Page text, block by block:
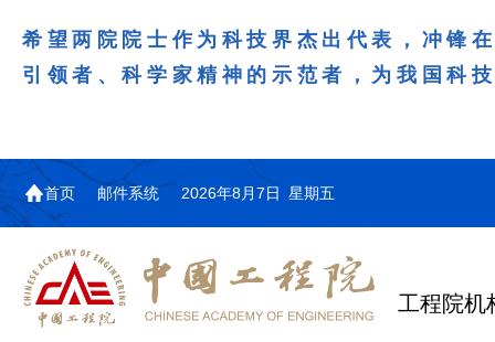
希望两院院士作为科技界杰出代表，冲锋
引领者、科学家精神的示范者，为我国科
首页 邮件系统 2026年8月7日 星期五
工程院机